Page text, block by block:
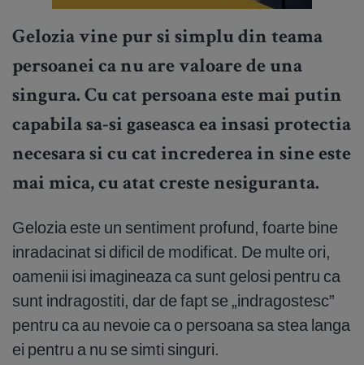
Gelozia vine pur si simplu din teama
persoanei ca nu are valoare de una
singura. Cu cat persoana este mai putin
capabila sa-si gaseasca ea insasi protectia
necesara si cu cat increderea in sine este
mai mica, cu atat creste nesiguranta.
Gelozia este un sentiment profund, foarte bine
inradacinat si dificil de modificat. De multe ori,
oamenii isi imagineaza ca sunt gelosi pentru ca
sunt indragostiti, dar de fapt se „indragostesc”
pentru ca au nevoie ca o persoana sa stea langa
ei pentru a nu se simti singuri.